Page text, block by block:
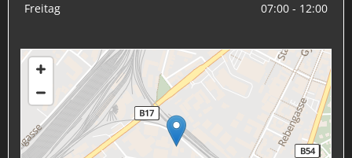
Freitag
07:00 - 12:00